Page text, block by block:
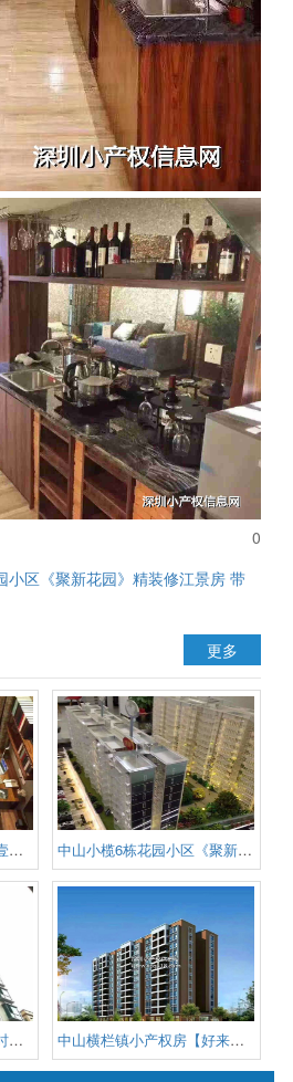
0
小区《聚新花园》精装修江景房 带
更多
深圳南山小产权房《南山壹号》中 中山小榄6栋花园小区《聚新花园
中山小产权房楼盘《华丰时代》 中山横栏镇小产权房【好来居】